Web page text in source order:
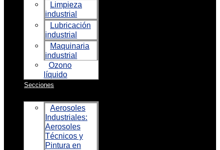
Limpieza
industrial
Lubricación
industrial
Maquinaria
industrial
Ozono
líquido
Secciones
Aerosoles
Industriales:
Aerosoles
Técnicos y
Pintura en